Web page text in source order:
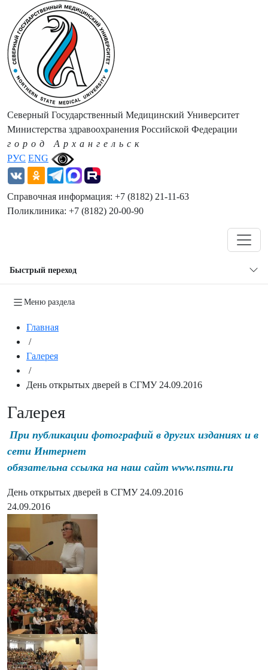
РУС ENG
Северный Государственный Медицинский Университет
Министерства здравоохранения Российской Федерации
город Архангельск
Справочная информация: +7 (8182) 21-11-63
Поликлиника: +7 (8182) 20-00-90
Быстрый переход
Меню раздела
Главная
/
Галерея
/
День открытых дверей в СГМУ 24.09.2016
Галерея
При публикации фотографий в других изданиях и в
сети Интернет
обязательна ссылка на наш сайт www.nsmu.ru
День открытых дверей в СГМУ 24.09.2016
24.09.2016